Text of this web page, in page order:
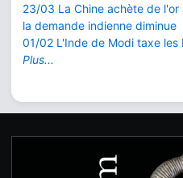
23/03 La Chine achète de
la demande indienne diminue
01/02 L'Inde de Modi taxe les
Plus...